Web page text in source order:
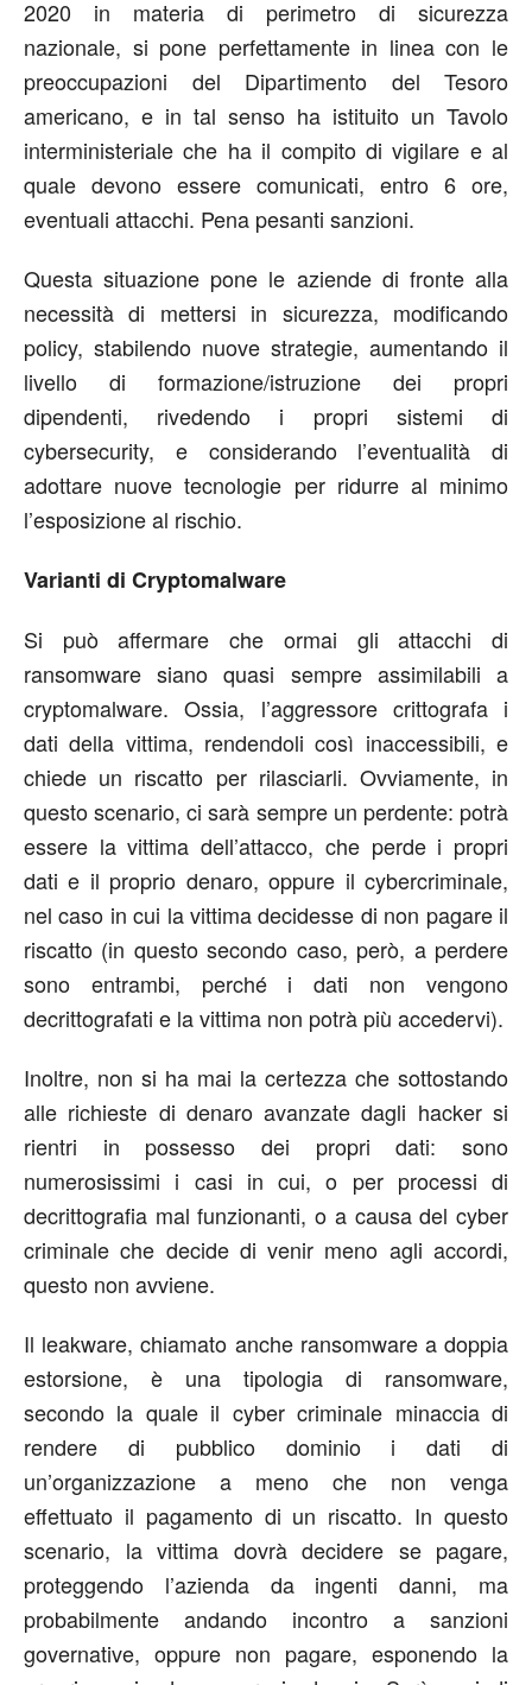
2020 in materia di perimetro di sicurezza
nazionale, si pone perfettamente in linea con le
preoccupazioni del Dipartimento del Tesoro
americano, e in tal senso ha istituito un Tavolo
interministeriale che ha il compito di vigilare e al
quale devono essere comunicati, entro 6 ore,
eventuali attacchi. Pena pesanti sanzioni.
Questa situazione pone le aziende di fronte alla
necessità di mettersi in sicurezza, modificando
policy, stabilendo nuove strategie, aumentando il
livello di formazione/istruzione dei propri
dipendenti, rivedendo i propri sistemi di
cybersecurity, e considerando l’eventualità di
adottare nuove tecnologie per ridurre al minimo
l’esposizione al rischio.
Varianti di Cryptomalware
Si può affermare che ormai gli attacchi di
ransomware siano quasi sempre assimilabili a
cryptomalware. Ossia, l’aggressore crittografa i
dati della vittima, rendendoli così inaccessibili, e
chiede un riscatto per rilasciarli. Ovviamente, in
questo scenario, ci sarà sempre un perdente: potrà
essere la vittima dell’attacco, che perde i propri
dati e il proprio denaro, oppure il cybercriminale,
nel caso in cui la vittima decidesse di non pagare il
riscatto (in questo secondo caso, però, a perdere
sono entrambi, perché i dati non vengono
decrittografati e la vittima non potrà più accedervi).
Inoltre, non si ha mai la certezza che sottostando
alle richieste di denaro avanzate dagli hacker si
rientri in possesso dei propri dati: sono
numerosissimi i casi in cui, o per processi di
decrittografia mal funzionanti, o a causa del cyber
criminale che decide di venir meno agli accordi,
questo non avviene.
Il leakware, chiamato anche ransomware a doppia
estorsione, è una tipologia di ransomware,
secondo la quale il cyber criminale minaccia di
rendere di pubblico dominio i dati di
un’organizzazione a meno che non venga
effettuato il pagamento di un riscatto. In questo
scenario, la vittima dovrà decidere se pagare,
proteggendo l’azienda da ingenti danni, ma
probabilmente andando incontro a sanzioni
governative, oppure non pagare, esponendo la